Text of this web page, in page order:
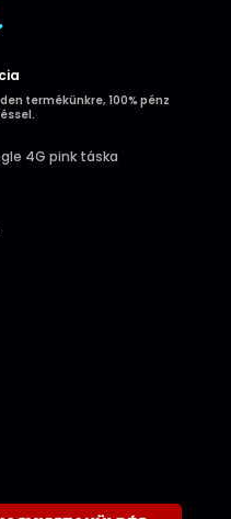
termékünkre, 100% pénz
4G pink táska